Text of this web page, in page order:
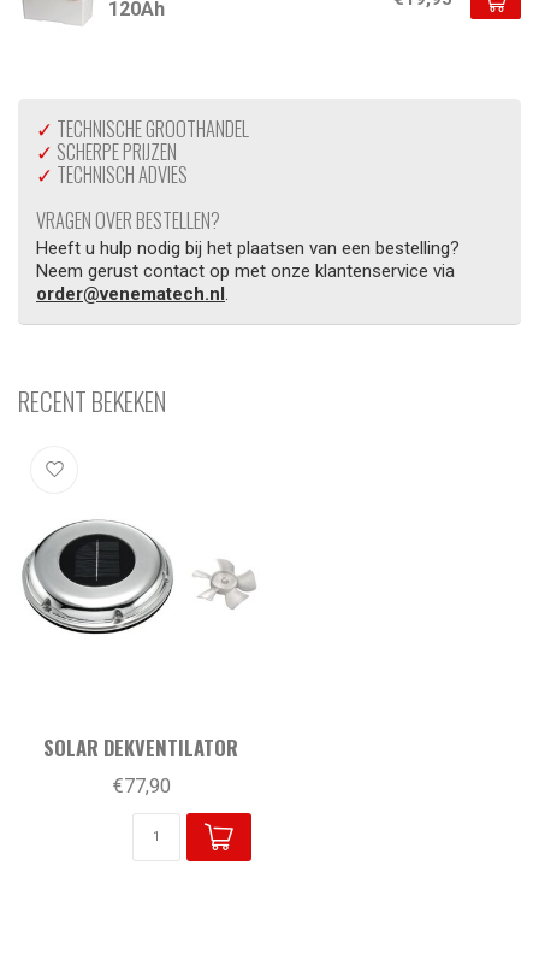
120Ah
✓ TECHNISCHE GROOTHANDEL
✓ SCHERPE PRIJZEN
✓ TECHNISCH ADVIES
VRAGEN OVER BESTELLEN?
Heeft u hulp nodig bij het plaatsen van een bestelling?
Neem gerust contact op met onze klantenservice via
order@venematech.nl.
RECENT BEKEKEN
SOLAR DEKVENTILATOR
€77,90